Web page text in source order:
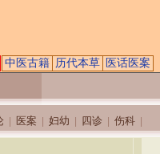
中医古籍 历代本草 医话医案
医案 妇幼 四诊 伤科